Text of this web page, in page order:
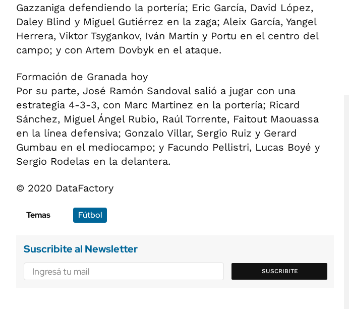
Gazzaniga defendiendo la portería; Eric García, David López,
Daley Blind y Miguel Gutiérrez en la zaga; Aleix García, Yangel
Herrera, Viktor Tsygankov, Iván Martín y Portu en el centro del
campo; y con Artem Dovbyk en el ataque.
Formación de Granada hoy
Por su parte, José Ramón Sandoval salió a jugar con una
estrategia 4-3-3, con Marc Martínez en la portería; Ricard
Sánchez, Miguel Ángel Rubio, Raúl Torrente, Faitout Maouassa
en la línea defensiva; Gonzalo Villar, Sergio Ruiz y Gerard
Gumbau en el mediocampo; y Facundo Pellistri, Lucas Boyé y
Sergio Rodelas en la delantera.
© 2020 DataFactory
Temas Fútbol
Suscribite al Newsletter
SUSCRIBITE